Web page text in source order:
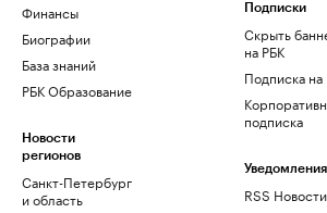
Финансы
Биографии
База знаний
РБК Образование
Новости
регионов
Санкт-Петербург
и область
Подписки
Скрыть
на РБК
Подписка на
подписка
Уведомления
RSS Новости